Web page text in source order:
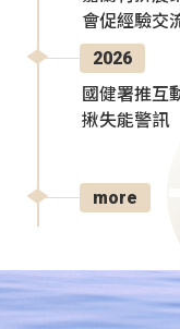
會促經驗交
2026
國健署推互
揪失能警訊
more